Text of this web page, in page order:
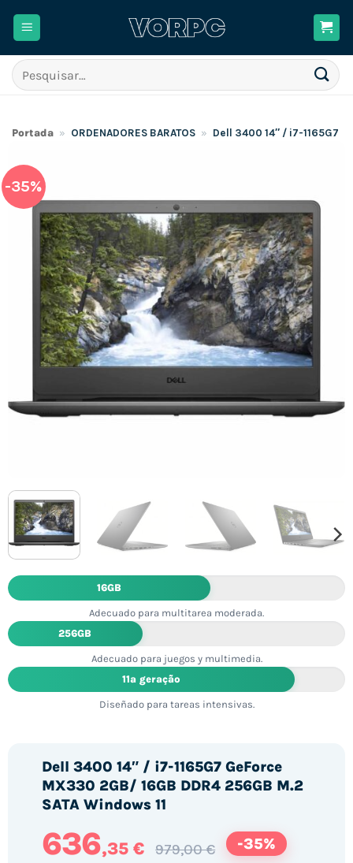
Pesquisar
por:
Portada » ORDENADORES BARATOS » Dell 3400 14″ / i7-1165G7
-35%
16GB
Adecuado para multitarea moderada.
256GB
Adecuado para juegos y multimedia.
11ª geração
Diseñado para tareas intensivas.
Dell 3400 14″ / i7-1165G7 GeForce
MX330 2GB/ 16GB DDR4 256GB M.2
SATA Windows 11
636,35 € 979,00 € -35%